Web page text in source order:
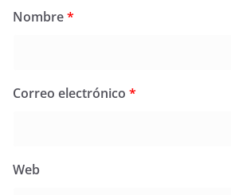
Nombre*
Correo electrónico *
Web